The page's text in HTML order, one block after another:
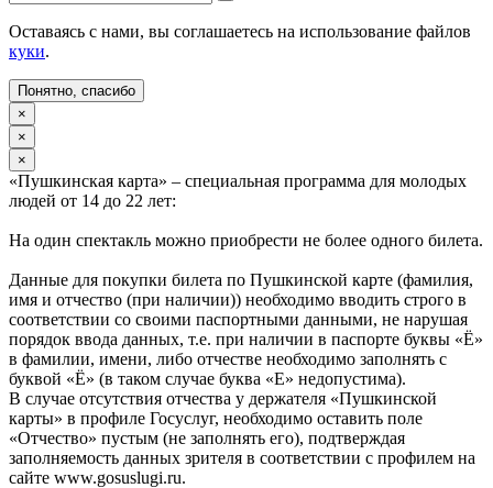
Оставаясь с нами, вы соглашаетесь на использование файлов
куки.
Понятно, спасибо
×
×
×
«Пушкинская карта» – специальная программа для молодых
людей от 14 до 22 лет:
На один спектакль можно приобрести не более одного билета.
Данные для покупки билета по Пушкинской карте (фамилия,
имя и отчество (при наличии)) необходимо вводить строго в
соответствии со своими паспортными данными, не нарушая
порядок ввода данных, т.е. при наличии в паспорте буквы «Ё»
в фамилии, имени, либо отчестве необходимо заполнять с
буквой «Ё» (в таком случае буква «Е» недопустима).
В случае отсутствия отчества у держателя «Пушкинской
карты» в профиле Госуслуг, необходимо оставить поле
«Отчество» пустым (не заполнять его), подтверждая
заполняемость данных зрителя в соответствии с профилем на
сайте www.gosuslugi.ru.